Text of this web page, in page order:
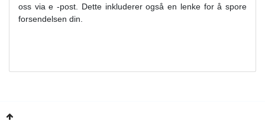
oss via e -post. Dette inkluderer også en lenke for å spore
forsendelsen din.